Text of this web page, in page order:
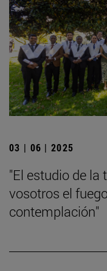
03 | 06 | 2025
"El estudio de la
vosotros el
contemplación"